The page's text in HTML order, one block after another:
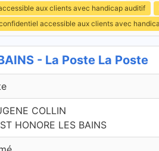
aux clients avec handicap auditif
accessible aux clients avec
- La Poste La Poste
COLLIN
HONORE LES BAINS